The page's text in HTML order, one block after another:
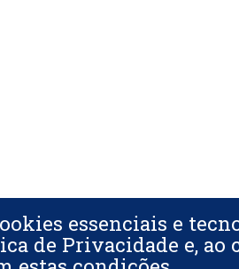
essenciais e
de Privacidade e,